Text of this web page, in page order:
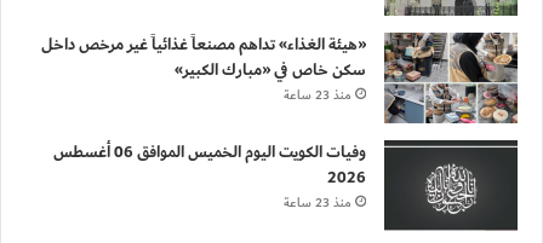
«هيئة الغذاء» تداهم مصنعاً غذائياً غير مرخص داخل
سكن خاص في «مبارك الكبير»
منذ 23 ساعة
وفيات الكويت اليوم الخميس الموافق 06 أغسطس
2026
منذ 23 ساعة